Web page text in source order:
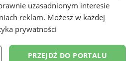
uzasadnionym interesie
reklam. Możesz w każdej
prywatności
PRZEJDŹ DO PORTALU